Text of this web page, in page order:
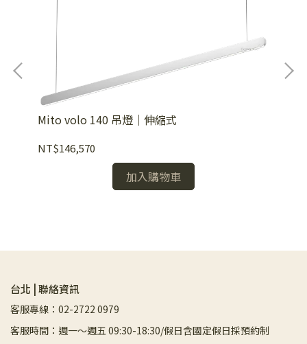
Mito volo 140 吊燈｜伸縮式
NT$146,570
加入購物車
台北 | 聯絡資訊
客服專線：02-2722 0979
客服時間：週一～週五 09:30-18:30/假日含國定假日採預約制